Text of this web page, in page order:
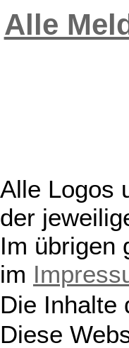
Alle
Alle Logos
der
Im übrigen
im
Die Inhalte
Diese